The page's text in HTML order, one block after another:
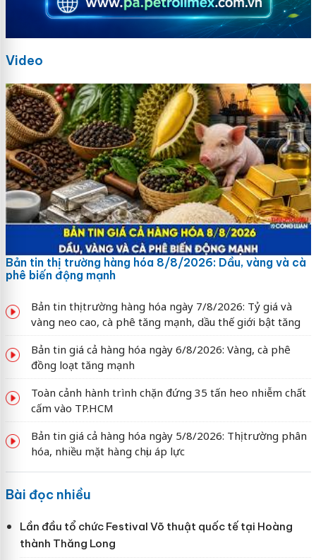
Video
Bản tin thị trường hàng hóa 8/8/2026: Dầu, vàng và cà
phê biến động mạnh
Bản tin thị trường hàng hóa ngày 7/8/2026: Tỷ giá và
vàng neo cao, cà phê tăng mạnh, dầu thế giới bật tăng
Bản tin giá cả hàng hóa ngày 6/8/2026: Vàng, cà phê
đồng loạt tăng mạnh
Toàn cảnh hành trình chặn đứng 35 tấn heo nhiễm chất
cấm vào TP.HCM
Bản tin giá cả hàng hóa ngày 5/8/2026: Thị trường phân
hóa, nhiều mặt hàng chịu áp lực
Bài đọc nhiều
Lần đầu tổ chức Festival Võ thuật quốc tế tại Hoàng
thành Thăng Long